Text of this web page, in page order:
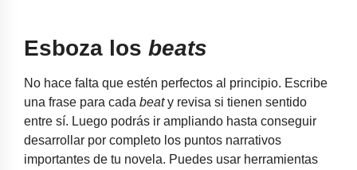
Esboza los beats
No hace falta que estén perfectos al principio. Escribe
una frase para cada beaty revisa si tienen sentido
entre sí. Luego podrás ir ampliando hasta conseguir
desarrollar por completo los puntos narrativos
importantes de tu novela. Puedes usar herramientas